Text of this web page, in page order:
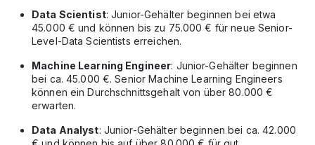
Data Scientist: Junior-Gehälter beginnen bei etwa
45.000 € und können bis zu 75.000 € für neue Senior-
Level-Data Scientists erreichen.
Machine Learning Engineer: Junior-Gehälter beginnen
bei ca. 45.000 €. Senior Machine Learning Engineers
können ein Durchschnittsgehalt von über 80.000 €
erwarten.
Data Analyst: Junior-Gehälter beginnen bei ca. 42.000